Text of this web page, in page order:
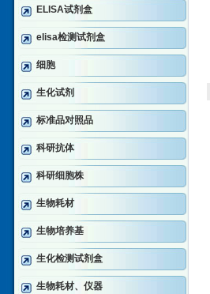
ELISA试剂盒
elisa检测试剂盒
细胞
生化试剂
标准品对照品
科研抗体
科研细胞株
生物耗材
生物培养基
生化检测试剂盒
生物耗材、仪器